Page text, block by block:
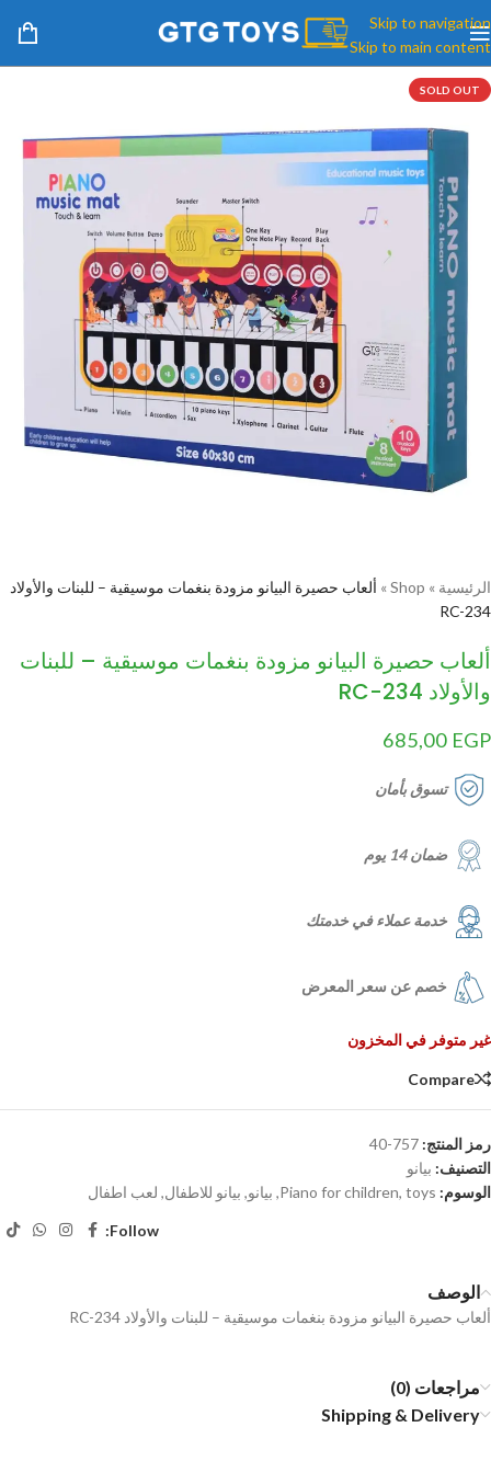
Skip to navigation
Skip to main content
SOLD OUT
الرئيسية »
Shop
» ألعاب حصيرة البيانو مزودة بنغمات موسيقية – للبنات والأولاد
RC-234
ألعاب حصيرة البيانو مزودة بنغمات موسيقية – للبنات
والأولاد RC-234
685,00 EGP
تسوق بأمان
ضمان 14 يوم
خدمة عملاء في خدمتك
خصم عن سعر المعرض
غير متوفر في المخزون
Compare
رمز المنتج: 757-40
التصنيف: بيانو
الوسوم:
Piano for children, toys
, بيانو, بيانو للاطفال, لعب اطفال
Follow:
الوصف
ألعاب حصيرة البيانو مزودة بنغمات موسيقية – للبنات والأولاد RC-234
مراجعات (0)
Shipping & Delivery